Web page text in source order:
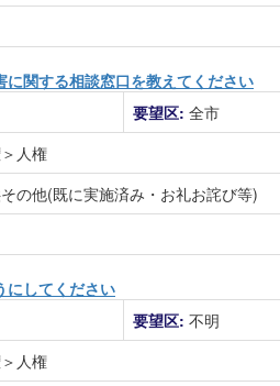
関する相談窓口を教えてください
要望区: 全市
人権
の他(既に実施済み・お礼お詫び等)
にしてください
要望区: 不明
人権